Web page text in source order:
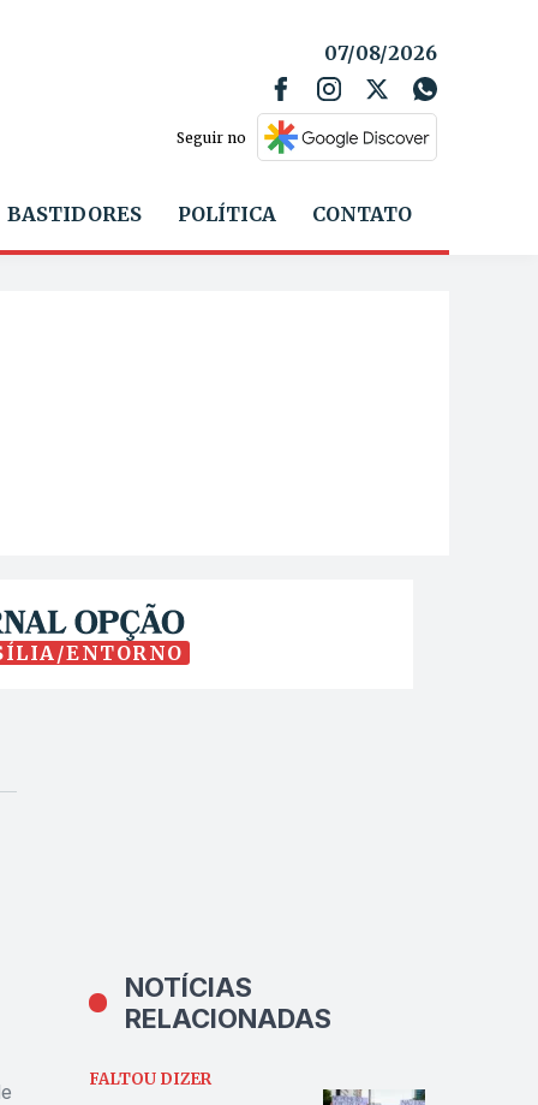
07/08/2026
Seguir no
BASTIDORES POLÍTICA CONTATO
ENTORNO
NOTÍCIAS
RELACIONADAS
FALTOU DIZER